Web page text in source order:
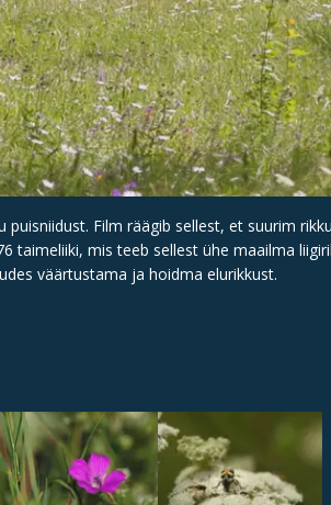
Film räägib sellest, et suurim
taimeliiki, mis teeb sellest ühe maailma
väärtustama ja hoidma elurikkust.